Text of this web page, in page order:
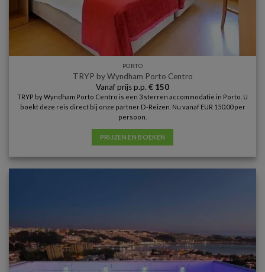
PORTO
TRYP by Wyndham Porto Centro
Vanaf prijs p.p. € 150
TRYP by Wyndham Porto Centro is een 3 sterren accommodatie in Porto. U
boekt deze reis direct bij onze partner D-Reizen. Nu vanaf EUR 150.00 per
persoon.
PRIJZEN EN BOEKEN